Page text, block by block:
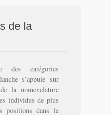
de la
catégories
s’appuie sur
la nomenclature
individus de plus
positions dans le